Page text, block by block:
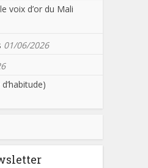
voix d’or du Mali
01/06/2026